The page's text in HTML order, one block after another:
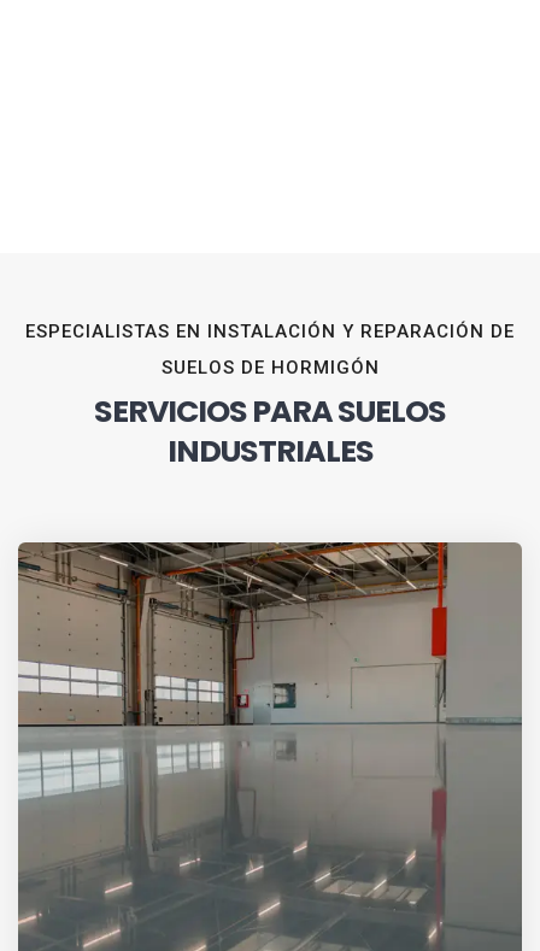
ESPECIALISTAS EN INSTALACIÓN Y REPARACIÓN DE
SUELOS DE HORMIGÓN
SERVICIOS PARA SUELOS
INDUSTRIALES